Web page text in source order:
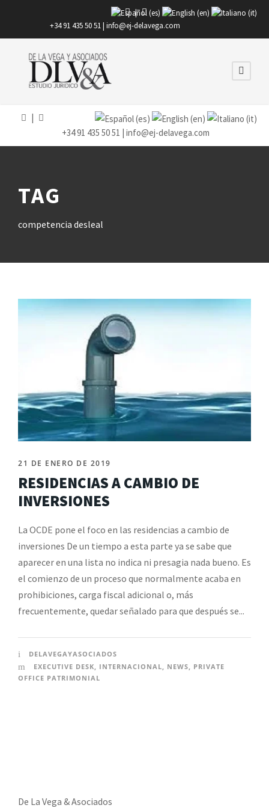
|
+34 91 435 50 51 | info@ej-delavega.com
+34 91 435 50 51 | info@ej-delavega.com
TAG
competencia desleal
21 DE ENERO DE 2019
RESIDENCIAS A CAMBIO DE
INVERSIONES
La OCDE pone el foco en las residencias a cambio de
inversiones De un tiempo a esta parte ya se sabe que
aparecer en una lista no indica ni presagia nada bueno. Es
el comienzo de un proceso que normalmente acaba en
prohibiciones, carga fiscal adicional o, más
frecuentemente, quedar señalado para que después se...
DELAVEGAYASOCIADOS
EXECUTIVE DESK, INTERNACIONAL, NEWS, PRIVATE
OFFICE PATRIMONIAL
De La Vega & Asociados